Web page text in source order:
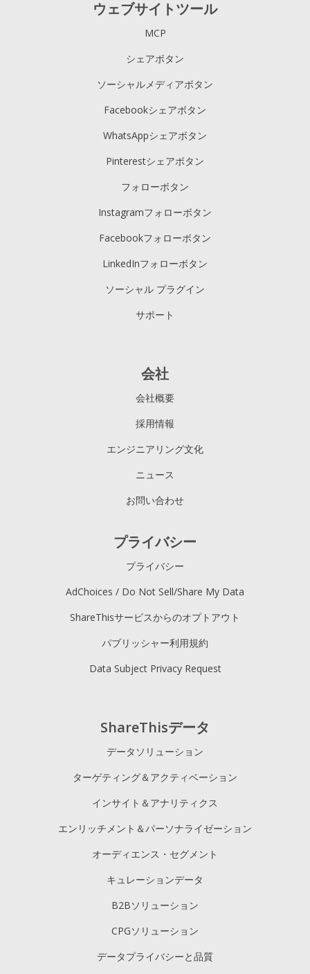
ウェブサイトツール
MCP
シェアボタン
ソーシャルメディアボタン
Facebookシェアボタン
WhatsAppシェアボタン
Pinterestシェアボタン
フォローボタン
Instagramフォローボタン
Facebookフォローボタン
LinkedInフォローボタン
ソーシャル プラグイン
サポート
ShareThisデータ
データソリューション
ターゲティング＆アクティベーション
インサイト＆アナリティクス
エンリッチメント＆パーソナライゼーション
オーディエンス・セグメント
キュレーションデータ
B2Bソリューション
CPGソリューション
データプライバシーと品質
会社
会社概要
採用情報
エンジニアリング文化
ニュース
お問い合わせ
プライバシー
プライバシー
AdChoices / Do Not Sell/Share My Data
ShareThisサービスからのオプトアウト
パブリッシャー利用規約
Data Subject Privacy Request